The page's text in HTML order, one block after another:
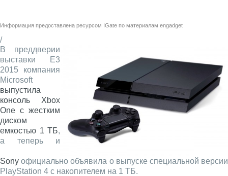
Информация предоставлена ресурсом IGate по материалам engadget
/
В преддверии
выставки E3
2015 компания
Microsoft
выпустила
консоль Xbox
One с жестким
диском
емкостью 1 ТБ,
а теперь и
Sony официально объявила о выпуске специальной версии
PlayStation 4 с накопителем на 1 ТБ.